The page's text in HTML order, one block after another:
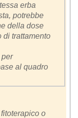
erba
potrebbe
della dose
di trattamento
al quadro
o